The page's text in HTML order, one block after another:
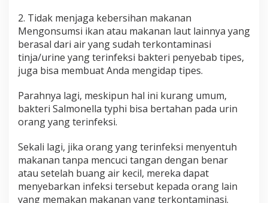
2. Tidak menjaga kebersihan makanan
Mengonsumsi ikan atau makanan laut lainnya yang
berasal dari air yang sudah terkontaminasi
tinja/urine yang terinfeksi bakteri penyebab tipes,
juga bisa membuat Anda mengidap tipes.
Parahnya lagi, meskipun hal ini kurang umum,
bakteri Salmonella typhi bisa bertahan pada urin
orang yang terinfeksi.
Sekali lagi, jika orang yang terinfeksi menyentuh
makanan tanpa mencuci tangan dengan benar
atau setelah buang air kecil, mereka dapat
menyebarkan infeksi tersebut kepada orang lain
yang memakan makanan yang terkontaminasi.